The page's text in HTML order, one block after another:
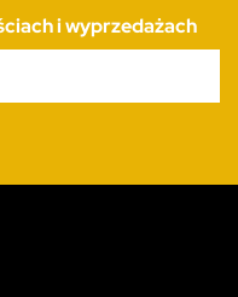
i wyprzedażach